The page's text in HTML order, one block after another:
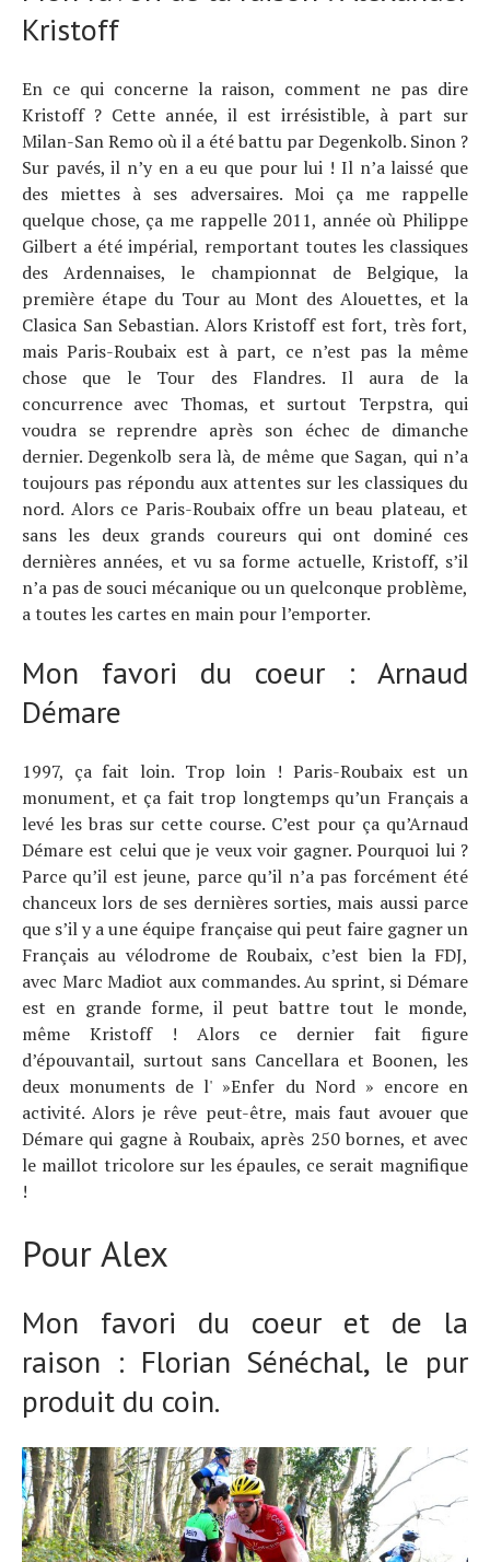
Kristoff
En ce qui concerne la raison, comment ne pas dire
Kristoff ? Cette année, il est irrésistible, à part sur
Milan-San Remo où il a été battu par Degenkolb. Sinon ?
Sur pavés, il n’y en a eu que pour lui ! Il n’a laissé que
des miettes à ses adversaires. Moi ça me rappelle
quelque chose, ça me rappelle 2011, année où Philippe
Gilbert a été impérial, remportant toutes les classiques
des Ardennaises, le championnat de Belgique, la
première étape du Tour au Mont des Alouettes, et la
Clasica San Sebastian. Alors Kristoff est fort, très fort,
mais Paris-Roubaix est à part, ce n’est pas la même
chose que le Tour des Flandres. Il aura de la
concurrence avec Thomas, et surtout Terpstra, qui
voudra se reprendre après son échec de dimanche
dernier. Degenkolb sera là, de même que Sagan, qui n’a
toujours pas répondu aux attentes sur les classiques du
nord. Alors ce Paris-Roubaix offre un beau plateau, et
sans les deux grands coureurs qui ont dominé ces
dernières années, et vu sa forme actuelle, Kristoff, s’il
n’a pas de souci mécanique ou un quelconque problème,
a toutes les cartes en main pour l’emporter.
Mon favori du coeur : Arnaud
Démare
1997, ça fait loin. Trop loin ! Paris-Roubaix est un
monument, et ça fait trop longtemps qu’un Français a
levé les bras sur cette course. C’est pour ça qu’Arnaud
Démare est celui que je veux voir gagner. Pourquoi lui ?
Parce qu’il est jeune, parce qu’il n’a pas forcément été
chanceux lors de ses dernières sorties, mais aussi parce
que s’il y a une équipe française qui peut faire gagner un
Français au vélodrome de Roubaix, c’est bien la FDJ,
avec Marc Madiot aux commandes. Au sprint, si Démare
est en grande forme, il peut battre tout le monde,
même Kristoff ! Alors ce dernier fait figure
d’épouvantail, surtout sans Cancellara et Boonen, les
deux monuments de l' »Enfer du Nord » encore en
activité. Alors je rêve peut-être, mais faut avouer que
Démare qui gagne à Roubaix, après 250 bornes, et avec
le maillot tricolore sur les épaules, ce serait magnifique
!
Pour Alex
Mon favori du coeur et de la
raison : Florian Sénéchal, le pur
produit du coin.